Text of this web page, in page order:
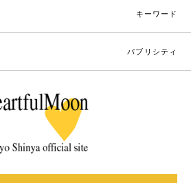
キーワード
パブリシティ